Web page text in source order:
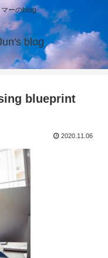
ーのblog
blog
blueprint
2020.11.06